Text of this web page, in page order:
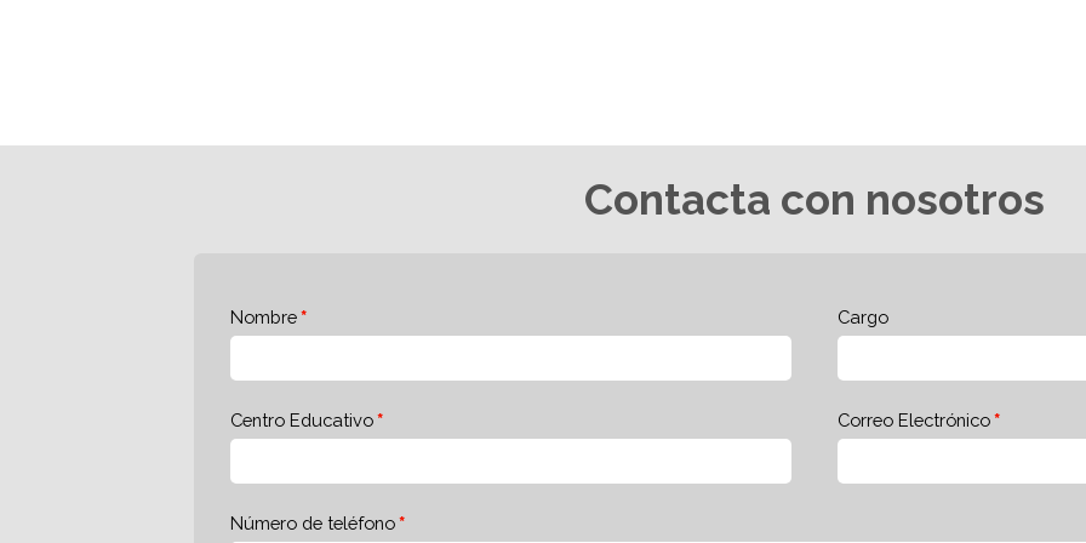
Contacta con nosotros
Nombre Cargo
Centro Educativo Correo Electrónico
Número de teléfono